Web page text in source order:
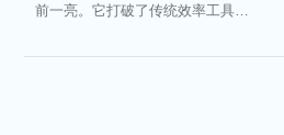
前一亮。它打破了传统效率工具冰